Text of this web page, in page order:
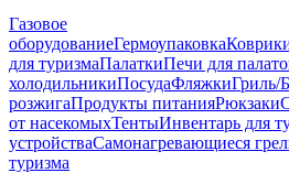
Газовое
оборудованиеГермоупаковка
для туризмаПалаткиПечи для
холодильникиПосудаФляжкиГриль/
розжигаПродукты питанияРюкзаки
от насекомыхТентыИнвентарь для
устройстваСамонагревающиеся
туризма